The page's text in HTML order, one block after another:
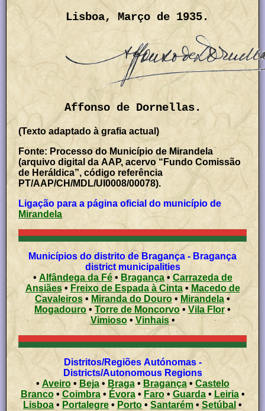
Lisboa, Março de 1935.
Affonso de Dornellas.
(Texto adaptado à grafia actual)
Fonte: Processo do Município de Mirandela
(arquivo digital da AAP, acervo “Fundo Comissão
de Heráldica”, código referência
PT/AAP/CH/MDL/UI0008/00078).
Ligação para a página oficial do município de
Mirandela
Municípios do distrito de Bragança - Bragança
district municipalities
• Alfândega da Fé• Bragança• Carrazeda de
Ansiães• Freixo de Espada à Cinta• Macedo de
Cavaleiros • Miranda do Douro • Mirandela •
Mogadouro • Torre de Moncorvo• Vila Flor •
Vimioso• Vinhais•
Distritos/Regiões Autónomas -
Districts/Autonomous Regions
• Aveiro• Beja• Braga• Bragança•Castelo
Branco• Coimbra• Évora•Faro• Guarda• Leiria•
Lisboa • Portalegre • Porto • Santarém • Setúbal •